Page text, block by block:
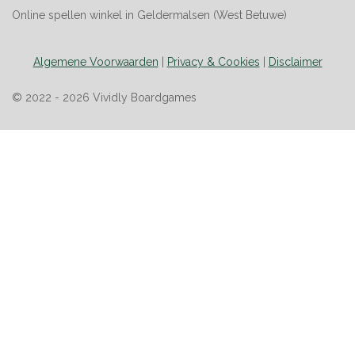
Online spellen winkel in Geldermalsen (West Betuwe)
Algemene Voorwaarden Privacy & Cookies Disclaimer
© 2022 - 2026 Vividly Boardgames